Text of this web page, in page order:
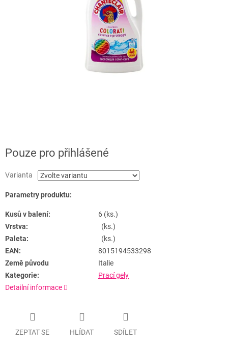
Pouze pro přihlášené
Varianta
Parametry produktu:
Kusů v balení:
6 (ks.)
Vrstva:
(ks.)
Paleta:
(ks.)
EAN:
8015194533298
Země původu
Italie
Kategorie:
Prací gely
Detailní informace
ZEPTAT SE HLÍDAT SDÍLET